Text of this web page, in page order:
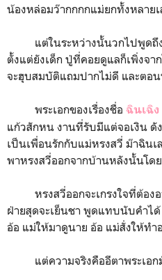
น้องหล่อมว๊ากกกกแม่ยกทั้งหลายเ
แต่ในระหว่างนั้นวกไปพูดถึง
ตั้งแต่ยังเด็ก ปู่ที่คอยดูแลก็เพิ่งจา
จะฮุบสมบัติแถมปากไม่ดี และตอน
พระเอกของเรื่องชื่อ ฉินเฉิง
แก้วสักหน งานที่รับมีแต่จอเงิน ดั
เป็นเพื่อนรักกับแม่หรงสวี่ ม๊าฉิน
พาหรงสวี่ออกจากบ้านหลังนั้นโด
หรงสวี่ออกจะเกรงใจที่ต้องอ
ฝ่ายสุดจะเย็นชา พูดแทบนับคำได้
อ้อ แม่ให้มาดูนาย อ้อ แม่สั่งให้ทำ
แต่ความจริงคืออีตาพระเอกมั